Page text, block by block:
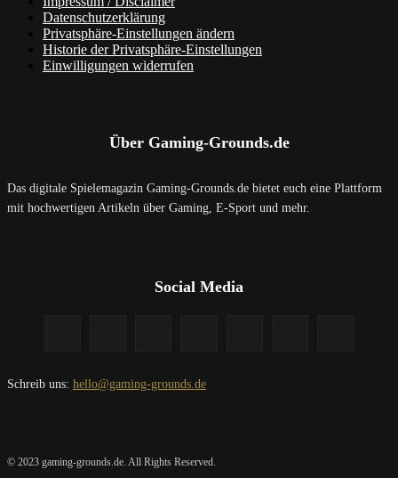
Datenschutzerklärung
Privatsphäre-Einstellungen ändern
Historie der Privatsphäre-Einstellungen
Einwilligungen widerrufen
Über Gaming-Grounds.de
Das digitale Spielemagazin Gaming-Grounds.de bietet euch eine Plattform
mit hochwertigen Artikeln über Gaming, E-Sport und mehr.
Social Media
Schreib uns: hello@gaming-grounds.de
© 2023 gaming-grounds.de. All Rights Reserved.